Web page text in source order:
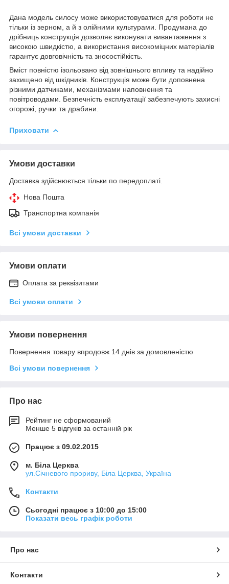
Дана модель силосу може використовуватися для роботи не
тільки із зерном, а й з олійними культурами. Продумана до
дрібниць конструкція дозволяє виконувати вивантаження з
високою швидкістю, а використання високоміцних матеріалів
гарантує довговічність та зносостійкість.
Вміст повністю ізольовано від зовнішнього впливу та надійно
захищено від шкідників. Конструкція може бути доповнена
різними датчиками, механізмами наповнення та
повітроводами. Безпечність експлуатації забезпечують захисні
огорожі, ручки та драбини.
Приховати
Умови доставки
Доставка здійснюється тільки по передоплаті.
Нова Пошта
Транспортна компанія
Всі умови доставки
Умови оплати
Оплата за реквізитами
Всі умови оплати
Умови повернення
Повернення товару впродовж 14 днів за домовленістю
Всі умови повернення
Про нас
Рейтинг не сформований
Менше 5 відгуків за останній рік
Працює з 09.02.2015
м. Біла Церква
ул.Січневого прориву, Біла Церква, Україна
Контакти
Сьогодні працює з 10:00 до 15:00
Показати весь графік роботи
Про нас
Контакти